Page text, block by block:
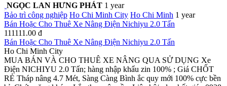
NGỌC LAN HƯNG PHÁT 1 year
Bảo trì công nghiệp Ho Chi Minh City Ho Chi Minh 1 year
Bán Hoặc Cho Thuê Xe Nâng Điện Nichiyu 2.0 Tấn
111111.00 đ
Bán Hoặc Cho Thuê Xe Nâng Điện Nichiyu 2.0 Tấn
Ho Chi Minh City
MUA BÁN VÀ CHO THUÊ XE NÂNG QUA SỬ DỤNG Xe
Điện NICHIYU 2.0 Tấn; hàng nhập khẩu zin 100% ; Giá CHỐT
RẺ Tháp nâng 4.7 Mét, Sàng Càng Bình ắc quy mới 100% cực bền